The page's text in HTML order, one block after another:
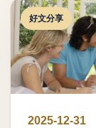
好文分享
2025-12-31